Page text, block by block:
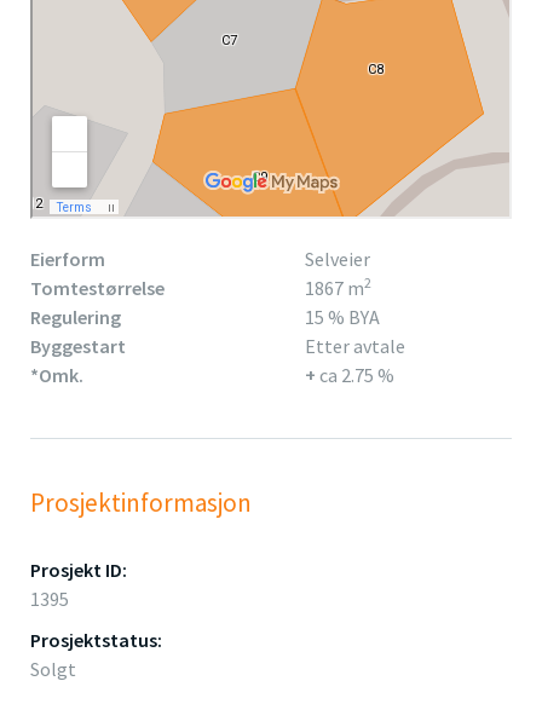
Eierform
Selveier
Tomtestørrelse
1867 m2
Regulering
15 % BYA
Byggestart
Etter avtale
*Omk.
+ ca 2.75 %
Prosjektinformasjon
Prosjekt ID:
1395
Prosjektstatus:
Solgt